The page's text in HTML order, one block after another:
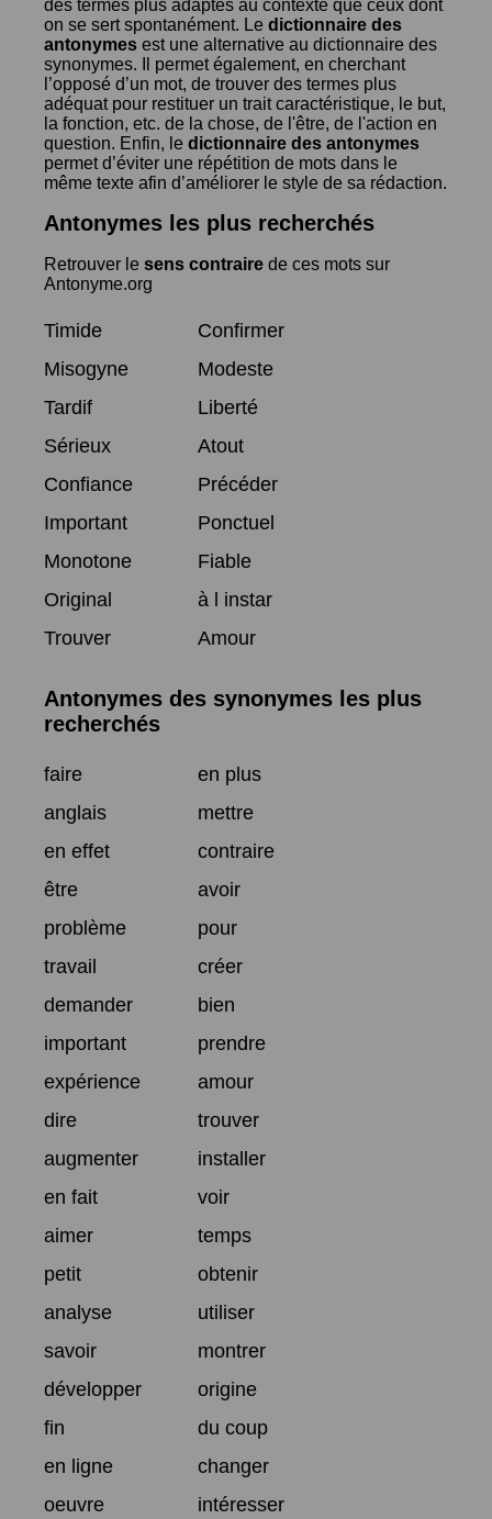
des termes plus adaptés au contexte que ceux dont
on se sert spontanément. Le dictionnaire des
antonymes est une alternative au dictionnaire des
synonymes. Il permet également, en cherchant
l’opposé d’un mot, de trouver des termes plus
adéquat pour restituer un trait caractéristique, le but,
la fonction, etc. de la chose, de l'être, de l'action en
question. Enfin, le dictionnaire des antonymes
permet d’éviter une répétition de mots dans le
même texte afin d’améliorer le style de sa rédaction.
Antonymes les plus recherchés
Retrouver le sens contraire de ces mots sur
Antonyme.org
Timide
Confirmer
Misogyne
Modeste
Tardif
Liberté
Sérieux
Atout
Confiance
Précéder
Important
Ponctuel
Monotone
Fiable
Original
à l instar
Trouver
Amour
Antonymes des synonymes les plus
recherchés
faire
en plus
anglais
mettre
en effet
contraire
être
avoir
problème
pour
travail
créer
demander
bien
important
prendre
expérience
amour
dire
trouver
augmenter
installer
en fait
voir
aimer
temps
petit
obtenir
analyse
utiliser
savoir
montrer
développer
origine
fin
du coup
en ligne
changer
oeuvre
intéresser